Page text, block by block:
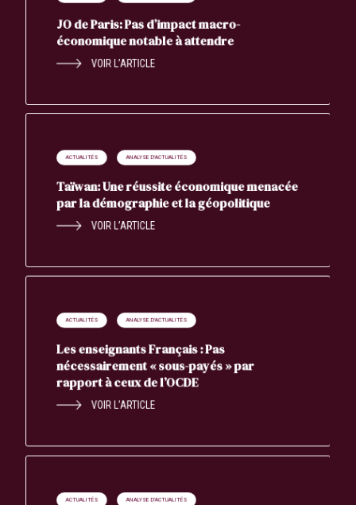
JO de Paris: Pas d’impact macro-
économique notable à attendre
VOIR L’ARTICLE
ACTUALITÉS ANALYSE D'ACTUALITÉS
Taïwan: Une réussite économique menacée
par la démographie et la géopolitique
VOIR L’ARTICLE
ACTUALITÉS ANALYSE D'ACTUALITÉS
Les enseignants Français : Pas
nécessairement « sous-payés » par
rapport à ceux de l’OCDE
VOIR L’ARTICLE
ACTUALITÉS ANALYSE D'ACTUALITÉS